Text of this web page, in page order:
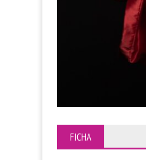
FICHA